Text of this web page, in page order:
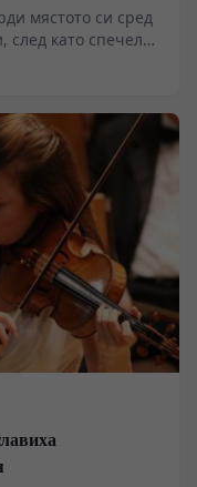
мястото си сред
след като спечели
стои не